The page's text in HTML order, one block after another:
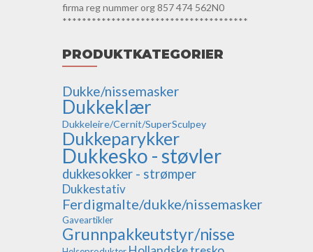
firma reg nummer org 857 474 562N0
**************************************
PRODUKTKATEGORIER
Dukke/nissemasker
Dukkeklær
Dukkeleire/Cernit/SuperSculpey
Dukkeparykker
Dukkesko - støvler
dukkesokker - strømper
Dukkestativ
Ferdigmalte/dukke/nissemasker
Gaveartikler
Grunnpakkeutstyr/nisse